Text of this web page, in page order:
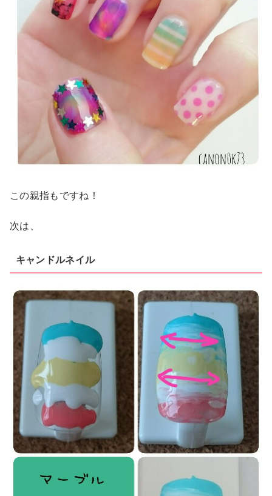
この親指もですね！
次は、
キャンドルネイル